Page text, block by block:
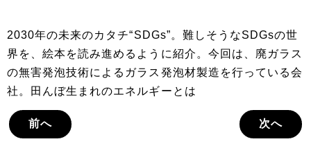
2030年の未来のカタチ“SDGs”。難しそうなSDGsの世
界を、絵本を読み進めるように紹介。今回は、廃ガラス
の無害発泡技術によるガラス発泡材製造を行っている会
社。田んぼ生まれのエネルギーとは
前へ 次へ